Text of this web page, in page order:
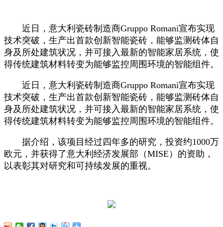
近日，意大利瓷砖制造商Gruppo Romani宣布实现
技术突破，生产出首款创新智能瓷砖，能够监测砖体自
身及所处建筑状况，并可接入最新的智能家居系统，使
得传统建筑材料转变为能够监控周围环境的智能组件。
近日，意大利瓷砖制造商Gruppo Romani宣布实现
技术突破，生产出首款创新智能瓷砖，能够监测砖体自
身及所处建筑状况，并可接入最新的智能家居系统，使
得传统建筑材料转变为能够监控周围环境的智能组件。
据介绍，该项目经过四年多的研究，投资约1000万
欧元，并获得了意大利经济发展部（MISE）的资助，
以表彰其对研究和可持续发展的重视。